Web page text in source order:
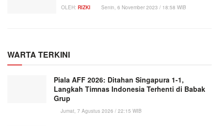
OLEH: RIZKI Senin, 6 November 2023 / 18:58 WIB
WARTA TERKINI
Piala AFF 2026: Ditahan Singapura 1-1,
Langkah Timnas Indonesia Terhenti di Babak
Grup
Jumat, 7 Agustus 2026 / 22:15 WIB